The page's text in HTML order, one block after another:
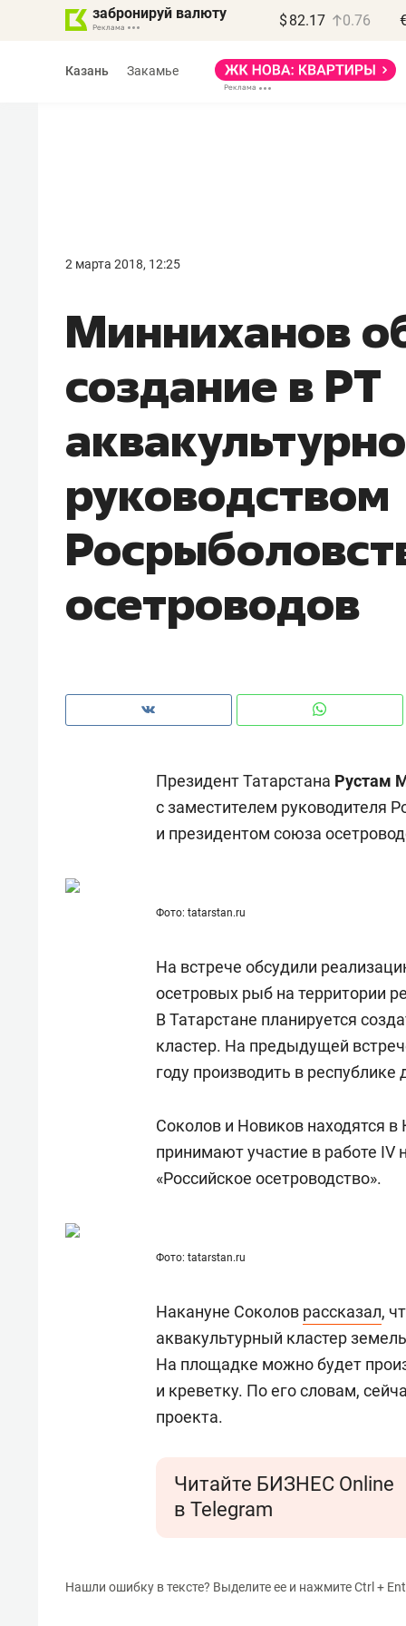
забронируй валюту $ 82.17 0.76
Казань Закамье
2 марта 2018, 12:25
Минниханов
создание в РТ
руководством
осетроводов
Президент Татарстана Рустам
с заместителем руководителя
и президентом союза
Фото: tatarstan.ru
На встрече обсудили
осетровых рыб на территории
В Татарстане планируется
кластер. На предыдущей
году производить в
Соколов и Новиков находятся
принимают участие в работе IV
«Российское осетроводство».
Фото: tatarstan.ru
Накануне Соколов рассказал,
аквакультурный кластер
На площадке можно будет
и креветку. По его словам,
проекта.
Читайте БИЗНЕС Online
в Telegram
Нашли ошибку в тексте? Выделите ее и нажмите Ctrl +
природе, работа
с ментальным и физическим
антихрупких команд
и
в